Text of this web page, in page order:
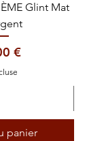
Glint Mat
€
panier